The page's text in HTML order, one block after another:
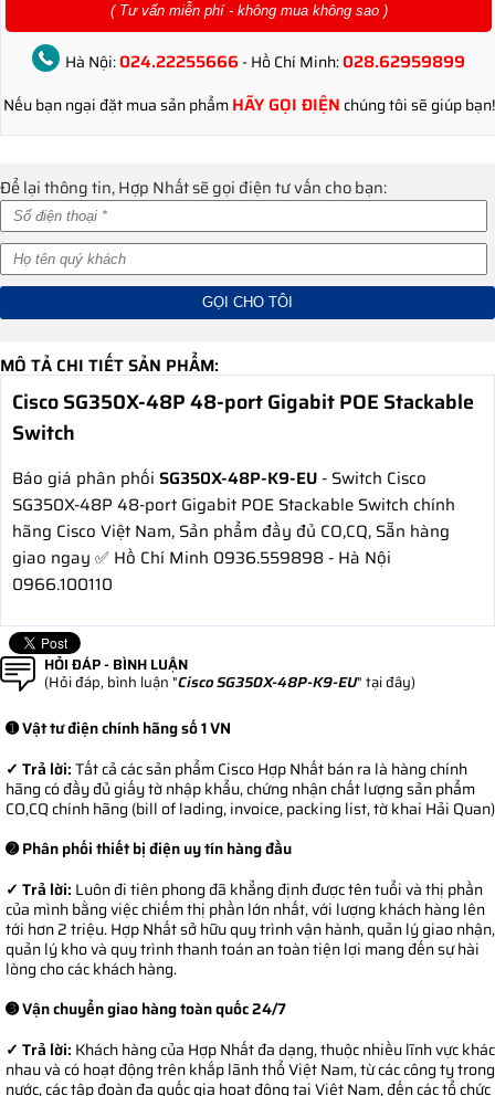
( Tư vấn miễn phí - không mua không sao )
Hà Nội:024.22255666 - Hồ Chí Minh:028.62959899
Nếu bạn ngại đặt mua sản phẩmHÃY GỌI ĐIỆN chúng tôi sẽ giúp bạn!
Để lại thông tin, Hợp Nhất sẽ gọi điện tư vấn cho bạn:
MÔ TẢ CHI TIẾT SẢN PHẨM:
Cisco SG350X-48P 48-port Gigabit POE Stackable
Switch
Báo giá phân phối SG350X-48P-K9-EU - Switch Cisco
SG350X-48P 48-port Gigabit POE Stackable Switch chính
hãng Cisco Việt Nam, Sản phẩm đầy đủ CO,CQ, Sẵn hàng
giao ngay ✅ Hồ Chí Minh 0936.559898 - Hà Nội
0966.100110
HỎI ĐÁP - BÌNH LUẬN
(Hỏi đáp, bình luận "Cisco SG350X-48P-K9-EU" tại đây)
➊ Vật tư điện chính hãng số 1 VN
✓ Trả lời:Tất cả các sản phẩm Cisco Hợp Nhất bán ra là hàng chính
hãng có đầy đủ giấy tờ nhập khẩu, chứng nhận chất lượng sản phẩm
CO,CQ chính hãng (bill of lading, invoice, packing list, tờ khai Hải Quan)
➋ Phân phối thiết bị điện uy tín hàng đầu
✓ Trả lời: Luôn đi tiên phong đã khẳng định được tên tuổi và thị phần
của mình bằng việc chiếm thị phần lớn nhất, với lượng khách hàng lên
tới hơn 2 triệu. Hợp Nhất sở hữu quy trình vận hành, quản lý giao nhận,
quản lý kho và quy trình thanh toán an toàn tiện lợi mang đến sự hài
lòng cho các khách hàng.
➌ Vận chuyển giao hàng toàn quốc 24/7
✓ Trả lời: Khách hàng của Hợp Nhất đa dạng, thuộc nhiều lĩnh vực khác
nhau và có hoạt động trên khắp lãnh thổ Việt Nam, từ các công ty trong
nước, các tập đoàn đa quốc gia hoạt động tại Việt Nam, đến các tổ chức